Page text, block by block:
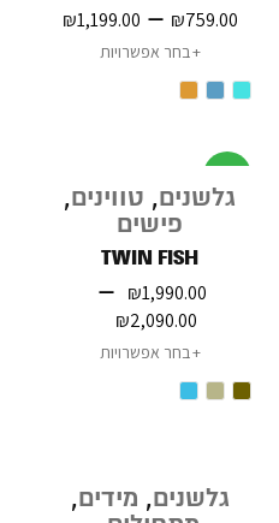
₪759.00
–
₪1,199.00
בחר אפשרויות
גלשנים, טווינים,
פישים
TWIN FISH
₪1,990.00
–
₪2,090.00
בחר אפשרויות
גלשנים, מידים,